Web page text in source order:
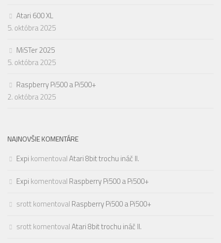
Atari 600 XL
5. októbra 2025
MiSTer 2025
5. októbra 2025
Raspberry Pi500 a Pi500+
2. októbra 2025
NAJNOVŠIE KOMENTÁRE
Expi komentovalAtari 8bit trochu ináč II.
Expi komentoval Raspberry Pi500 a Pi500+
srottkomentoval Raspberry Pi500 a Pi500+
srottkomentovalAtari 8bit trochu ináč II.